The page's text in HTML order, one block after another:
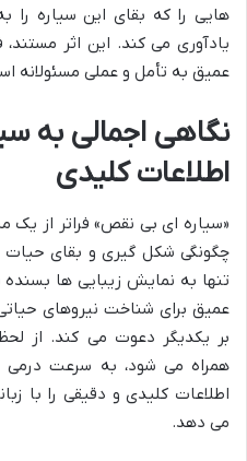
هایی را که بقای این سیاره را
یادآوری می کند. این اثر
عمیق به تأمل و عملی مسئولانه
نگاهی اجمالی به
اطلاعات کلیدی
«سیاره ای بی نقص» فراتر از یک
چگونگی شکل گیری و بقای حیات
تنها به نمایش زیبایی ها بسنده
عمیق برای شناخت نیروهای
بر یکدیگر دعوت می کند. از
همراه می شود، به سرعت درمی
اطلاعات کلیدی و دقیقی را با
می دهد.